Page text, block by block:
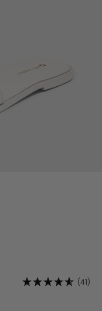
(41)